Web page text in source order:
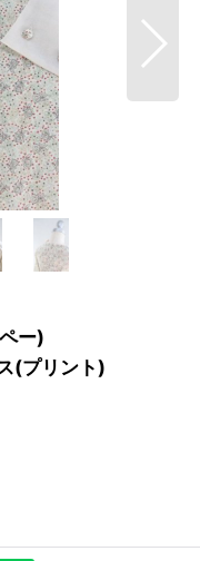
ー)
(プリント)